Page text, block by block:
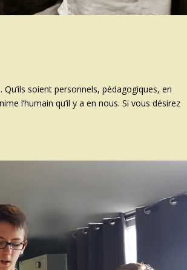
soient personnels, pédagogiques, en
l’humain qu’il y a en nous. Si vous désirez